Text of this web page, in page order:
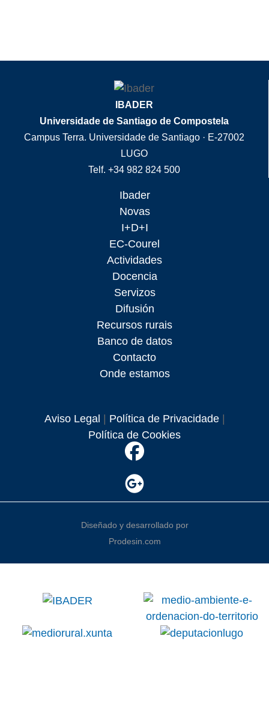
IBADER
Universidade de Santiago de Compostela
Campus Terra. Universidade de Santiago · E-27002
LUGO
Telf. +34 982 824 500
Ibader
Novas
I+D+I
EC-Courel
Actividades
Docencia
Servizos
Difusión
Recursos rurais
Banco de datos
Contacto
Onde estamos
Aviso Legal | Política de Privacidade|
Política de Cookies
Diseñado y desarrollado por
Prodesin.com